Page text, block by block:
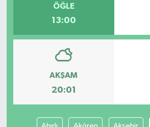
ÖĞLE
13:00
AKŞAM
20:01